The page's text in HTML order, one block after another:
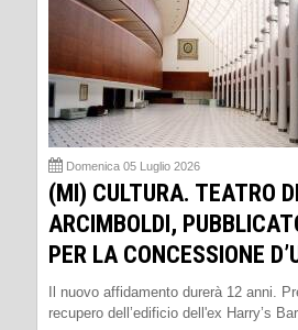
Domenica 05 Luglio 2026
(MI) CULTURA. TEATRO
ARCIMBOLDI,
PER LA CONCESSIONE
Il nuovo affidamento durerà 12 anni.
recupero dell’edificio dell'ex Harry’s Bar